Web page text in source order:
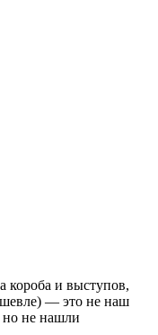
короба и выступов,
— это не наш
не нашли